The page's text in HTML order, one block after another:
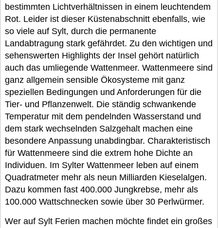
bestimmten Lichtverhältnissen in einem leuchtendem
Rot. Leider ist dieser Küstenabschnitt ebenfalls, wie
so viele auf Sylt, durch die permanente
Landabtragung stark gefährdet. Zu den wichtigen und
sehenswerten Highlights der Insel gehört natürlich
auch das umliegende Wattenmeer. Wattenmeere sind
ganz allgemein sensible Ökosysteme mit ganz
speziellen Bedingungen und Anforderungen für die
Tier- und Pflanzenwelt. Die ständig schwankende
Temperatur mit dem pendelnden Wasserstand und
dem stark wechselnden Salzgehalt machen eine
besondere Anpassung unabdingbar. Charakteristisch
für Wattenmeere sind die extrem hohe Dichte an
Individuen. Im Sylter Wattenmeer leben auf einem
Quadratmeter mehr als neun Milliarden Kieselalgen.
Dazu kommen fast 400.000 Jungkrebse, mehr als
100.000 Wattschnecken sowie über 30 Perlwürmer.
Wer auf Sylt Ferien machen möchte findet ein großes